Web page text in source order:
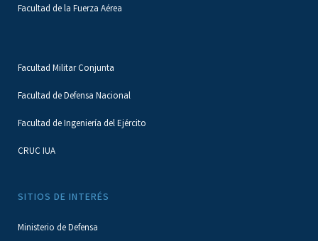
Facultad de la Fuerza Aérea
Facultad Militar Conjunta
Facultad de Defensa Nacional
Facultad de Ingeniería del Ejército
CRUC IUA
SITIOS DE INTERÉS
Ministerio de Defensa